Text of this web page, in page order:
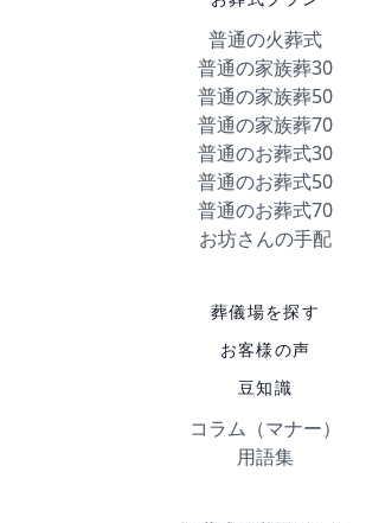
普通の火葬式
普通の家族葬30
普通の家族葬50
普通の家族葬70
普通のお葬式30
普通のお葬式50
普通のお葬式70
お坊さんの手配
葬儀場を探す
お客様の声
豆知識
コラム（マナー）
用語集